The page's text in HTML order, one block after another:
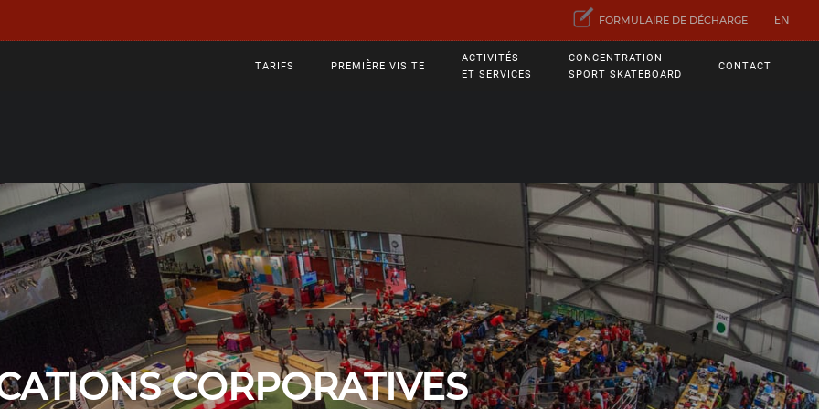
FORMULAIRE DE DÉCHARGE EN
TARIFS PREMIÈRE VISITE
ACTIVITÉS
ET SERVICES
CONCENTRATION
SPORT SKATEBOARD
CONTACT
CORPORATIVES